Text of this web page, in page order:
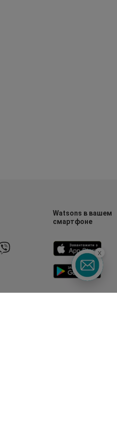
Watsons в вашем
смартфоне
x